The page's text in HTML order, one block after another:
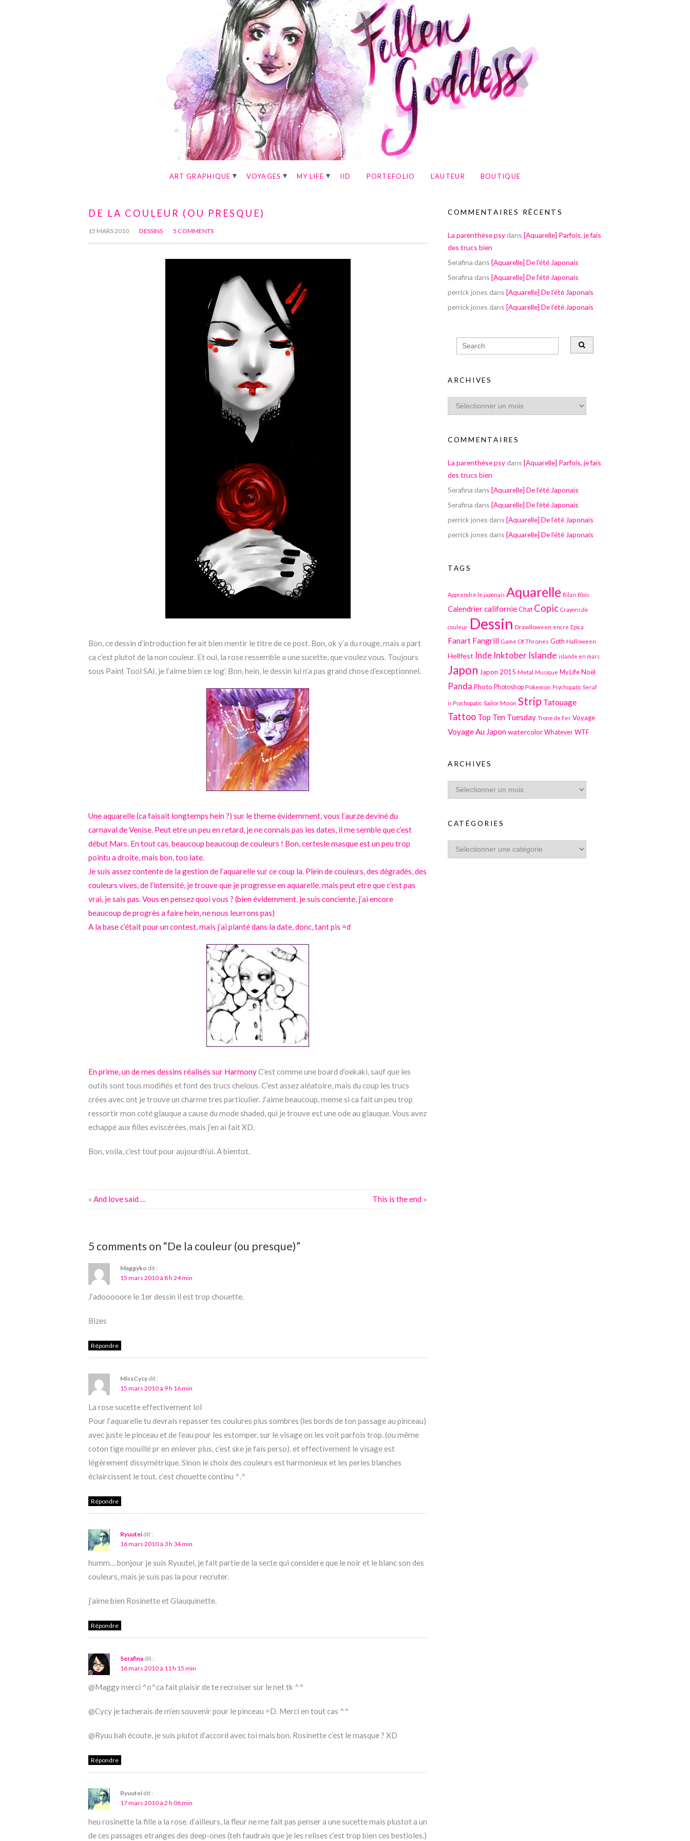
ART GRAPHIQUE VOYAGES MY LIFE IID PORTEFOLIO L’AUTEUR BOUTIQUE
DE LA COULEUR (OU PRESQUE)
15 MARS 2010 DESSINS 5 COMMENTS
Bon, ce dessin d’introduction ferait bien mentir le titre de ce post. Bon, ok y’a du rouge, mais a part
ca c’est plutot de la non couleur. Et oui, la rose ressemble a une sucette, que voulez vous. Toujours
sous Paint Tool SAI, je l’aime bien ce log’. Bon, hein, le dessin lui n’a pas grand chose d’exceptionnel.
Une aquarelle (ca faisait longtemps hein ?) sur le theme évidemment, vous l’aurze deviné du
carnaval de Venise. Peut etre un peu en retard, je ne connais pas les dates, il me semble que c’est
début Mars. En tout cas, beaucoup beaucoup de couleurs ! Bon, certesle masque est un peu trop
pointu a droite, mais bon, too late.
Je suis assez contente de la gestion de l’aquarelle sur ce coup la. Plein de couleurs, des dégradés, des
couleurs vives, de l’intensité, je trouve que je progresse en aquarelle, mais peut etre que c’est pas
vrai, je sais pas. Vous en pensez quoi vous ? (bien évidemment, je suis conciente, j’ai encore
beaucoup de progrès a faire hein, ne nous leurrons pas)
A la base c’était pour un contest, mais j’ai planté dans la date, donc, tant pis =d
En prime, un de mes dessins réalisés sur HarmonyC’est comme une board d’oekaki, sauf que les
outils sont tous modifiés et font des trucs chelous. C’est assez aléatoire, mais du coup les trucs
crées avec ont je trouve un charme tres particulier. J’aime beaucoup, meme si ca fait un peu trop
ressortir mon coté glauque a cause du mode shaded, qui je trouve est une ode au glauque. Vous avez
echappé aux filles eviscérées, mais j’en ai fait XD.
Bon, voila, c’est tout pour aujourdh’ui. A bientot.
« And love said … This is the end »
5 comments on “De la couleur (ou presque)”
Maggyko dit :
15 mars 2010 à 8 h 24 min
J’adooooore le 1er dessin il est trop chouette.
Bizes
Répondre
MissCycy dit :
15 mars 2010 à 9 h 16 min
La rose sucette effectivement lol
Pour l’aquarelle tu devrais repasser tes coulures plus sombres (les bords de ton passage au pinceau)
avec juste le pinceau et de l’eau pour les estomper. sur le visage on les voit parfois trop. (ou même
coton tige mouillé pr en enlever plus, c’est ske je fais perso). et effectivement le visage est
légèrement dissymétrique. Sinon le choix des couleurs est harmonieux et les perles blanches
éclaircissent le tout. c’est chouette continu ^.^
Répondre
Ryuutei dit :
16 mars 2010 à 3 h 34 min
humm… bonjour je suis Ryuutei, je fait partie de la secte qui considere que le noir et le blanc son des
couleurs, mais je suis pas la pour recruter.
j’aime bien Rosinette et Glauquinette.
Répondre
Serafina dit :
16 mars 2010 à 11 h 15 min
@Maggy merci ^o^ca fait plaisir de te recroiser sur le net tk ^^
@Cycy je tacherais de m’en souvenir pour le pinceau =D. Merci en tout cas ^^
@Ryuu bah écoute, je suis plutot d’accord avec toi mais bon. Rosinette c’est le masque ? XD
Répondre
Ryuutei dit :
17 mars 2010 à 2 h 06 min
heu rosinette la fille a la rose. d’ailleurs, la fleur ne me fait pas penser a une sucette mais plustot a un
de ces passages etranges des deep-ones (teh faudrais que je les relises c’est trop bien ces bestioles.)
COMMENTAIRES RÉCENTS
La parenthèse psy dans [Aquarelle] Parfois, je fais
des trucs bien
Serafina dans [Aquarelle] De l’été Japonais
Serafina dans [Aquarelle] De l’été Japonais
perrick jones dans [Aquarelle] De l’été Japonais
perrick jones dans [Aquarelle] De l’été Japonais
ARCHIVES
COMMENTAIRES
La parenthèse psy dans [Aquarelle] Parfois, je fais
des trucs bien
Serafina dans [Aquarelle] De l’été Japonais
Serafina dans [Aquarelle] De l’été Japonais
perrick jones dans [Aquarelle] De l’été Japonais
perrick jones dans [Aquarelle] De l’été Japonais
TAGS
Apprendre le japonais Aquarelle Bilan Blois
Calendriercalifornie Chat Copic Crayons de
couleur Dessin Drawlloween encre Epica
Fanart Fangrill Game Of Thrones Goth Halloween
Hellfest Inde Inktober Islande islande en mars
Japon Japon 2015 Metal Musique My Life Noël
Panda Photo Photoshop Pokemon Psychopatic Seraf
is Psychopatic Sailor Moon Strip Tatouage
Tattoo Top Ten Tuesday Trone de Fer Voyage
Voyage Au Japonwatercolor Whatever WTF
ARCHIVES
CATÉGORIES